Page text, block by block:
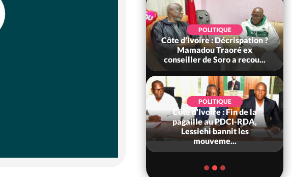
POLITIQUE
Côte d'Ivoire : Décrispation ?
Mamadou Traoré ex
conseiller de Soro a recou...
POLITIQUE
Côte d'Ivoire : Fin de la
pagaille au PDCI-RDA,
Lessiehi bannit les
mouveme...